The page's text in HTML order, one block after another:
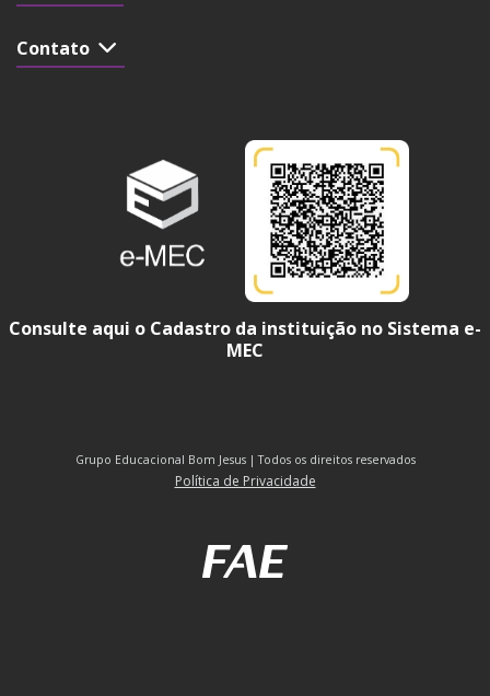
Contato
Consulte aqui o Cadastro da instituição no Sistema e-
MEC
Grupo Educacional Bom Jesus | Todos os direitos reservados
Política de Privacidade